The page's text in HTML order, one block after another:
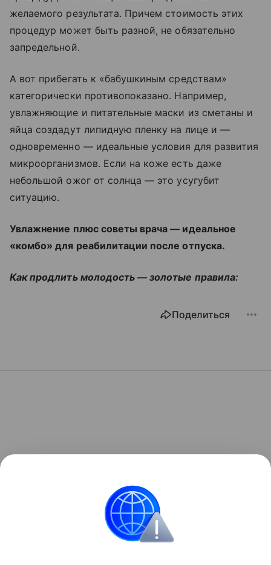
желаемого результата. Причем стоимость этих
процедур может быть разной, не обязательно
запредельной.
А вот прибегать к «бабушкиным средствам»
категорически противопоказано. Например,
увлажняющие и питательные маски из сметаны и
яйца создадут липидную пленку на лице и —
одновременно — идеальные условия для развития
микроорганизмов. Если на коже есть даже
небольшой ожог от солнца — это усугубит
ситуацию.
Увлажнение плюс советы врача — идеальное
«комбо» для реабилитации после отпуска.
Как продлить молодость — золотые правила:
Поделиться